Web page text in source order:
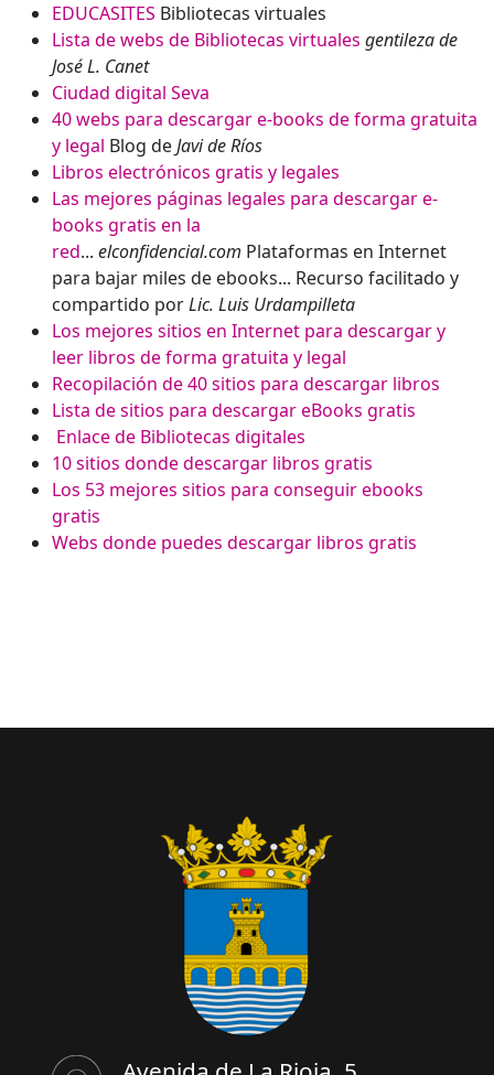
EDUCASITES Bibliotecas virtuales
Lista de webs de Bibliotecas virtuales gentileza de
José L. Canet
Ciudad digital Seva
40 webs para descargar e-books de forma gratuita
y legal Blog deJavi de Ríos
Libros electrónicos gratis y legales
Las mejores páginas legales para descargar e-
books gratis en la
red... elconfidencial.com Plataformas en Internet
para bajar miles de ebooks... Recurso facilitado y
compartido porLic. Luis Urdampilleta
Los mejores sitios en Internet para descargar y
leer libros de forma gratuita y legal
Recopilación de 40 sitios para descargar libros
Lista de sitios para descargar eBooks gratis
Enlace de Bibliotecas digitales
10 sitios donde descargar libros gratis
Los 53 mejores sitios para conseguir ebooks
gratis
Webs donde puedes descargar libros gratis